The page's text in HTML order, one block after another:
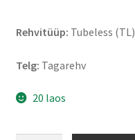
Rehvitüüp: Tubeless (TL)
Telg: Tagarehv
20 laos